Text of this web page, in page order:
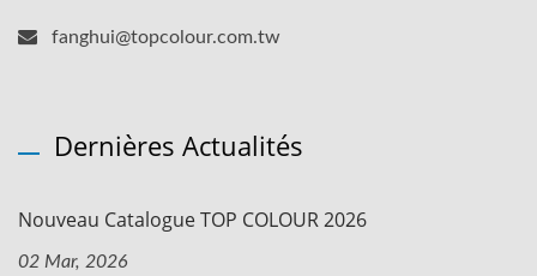
fanghui@topcolour.com.tw
Dernières Actualités
Nouveau Catalogue TOP COLOUR 2026
02 Mar, 2026